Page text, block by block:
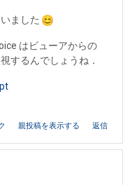
ました
はビューアからの
するんでしょうね．
親投稿を表示する 返信